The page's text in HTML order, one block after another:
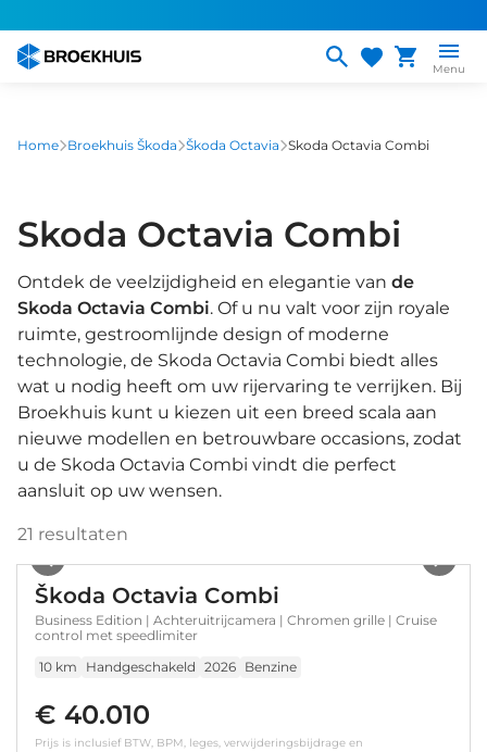
naar
gaan
Menu
Home Broekhuis Škoda Škoda Octavia Skoda Octavia Combi
Skoda Octavia Combi
Ontdek de veelzijdigheid en elegantie van de
Skoda Octavia Combi. Of u nu valt voor zijn royale
ruimte, gestroomlijnde design of moderne
technologie, de Skoda Octavia Combi biedt alles
wat u nodig heeft om uw rijervaring te verrijken. Bij
Broekhuis kunt u kiezen uit een breed scala aan
nieuwe modellen en betrouwbare occasions, zodat
u de Skoda Octavia Combi vindt die perfect
aansluit op uw wensen.
21 resultaten
Škoda Octavia Combi
Business Edition | Achteruitrijcamera | Chromen grille | Cruise
control met speedlimiter
10 km
Handgeschakeld 2026 Benzine
€ 40.010
Prijs is inclusief BTW, BPM, leges, verwijderingsbijdrage en